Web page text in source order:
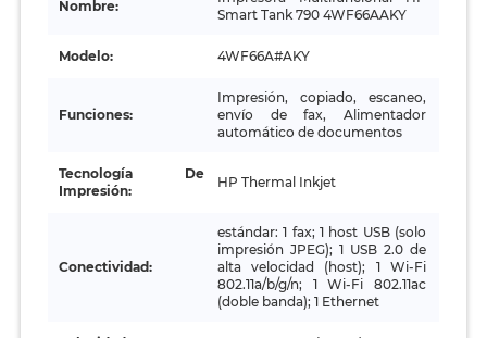
Nombre:
Smart Tank 790 4WF66AAKY
Modelo: 4WF66A#AKY
Funciones:
Impresión, copiado, escaneo,
envío de fax, Alimentador
automático de documentos
Tecnología De
Impresión:
HP Thermal Inkjet
Conectividad:
estándar: 1 fax; 1 host USB (solo
impresión JPEG); 1 USB 2.0 de
alta velocidad (host); 1 Wi-Fi
802.11a/b/g/n; 1 Wi-Fi 802.11ac
(doble banda); 1 Ethernet